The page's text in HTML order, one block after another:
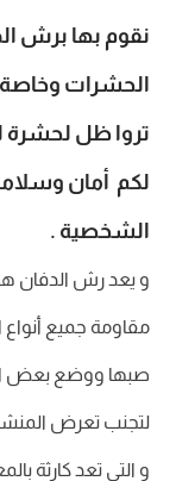
نقوم بها برش
الحشرات وخاصة
لكم أمان
الشخصية .
و يعد رش الدفان
مقاومة جميع
صبها ووضع بعض
لتجنب تعرض
و التى تعد كارثة